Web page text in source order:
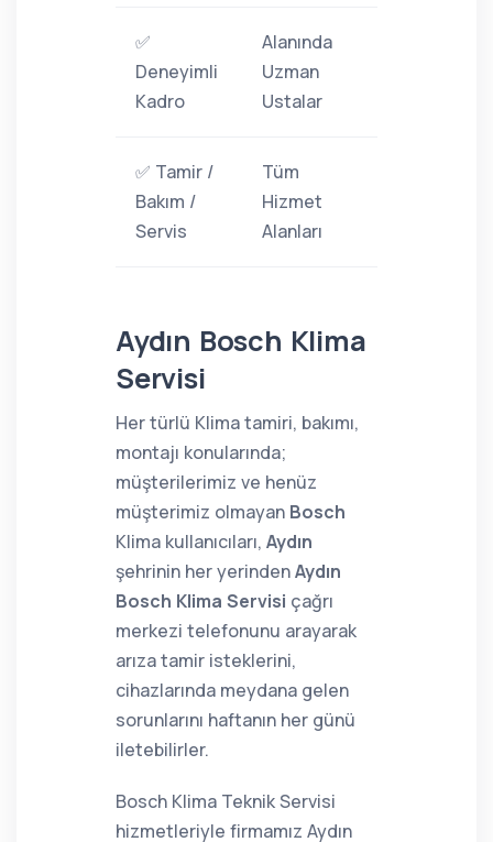
✅
Deneyimli
Kadro
Alanında
Uzman
Ustalar
✅ Tamir /
Bakım /
Servis
Tüm
Hizmet
Alanları
Aydın Bosch Klima
Servisi
Her türlü Klima tamiri, bakımı,
montajı konularında;
müşterilerimiz ve henüz
müşterimiz olmayan Bosch
Klima kullanıcıları, Aydın
şehrinin her yerindenAydın
Bosch Klima Servisi çağrı
merkezi telefonunu arayarak
arıza tamir isteklerini,
cihazlarında meydana gelen
sorunlarını haftanın her günü
iletebilirler.
Bosch Klima Teknik Servisi
hizmetleriyle firmamız Aydın